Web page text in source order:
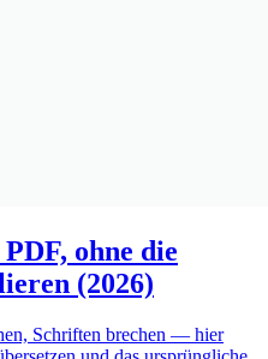
ohne die
(2026)
Schriften brechen — hier